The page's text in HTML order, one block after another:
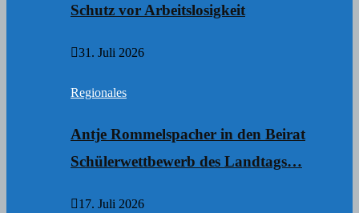
Schutz vor Arbeitslosigkeit
31. Juli 2026
Regionales
Antje Rommelspacher in den Beirat
Schülerwettbewerb des Landtags…
17. Juli 2026